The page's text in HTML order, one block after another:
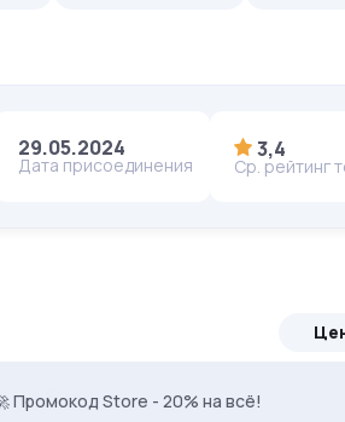
29.05.2024
Дата присоединения
3,4
Ср. рейтинг
IP, минимум банов.
Промокод Store - 20% на всё!